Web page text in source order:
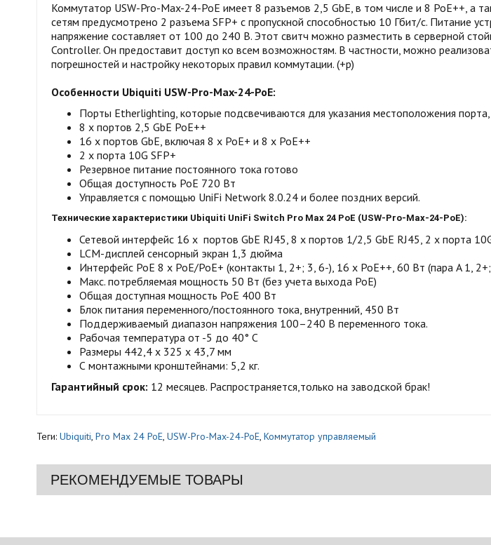
Коммутатор USW-Pro-Max-24-PoE имеет 8 разъемов 2,5 GbE, в том числе и 8 PoE++, а
сетям предусмотрено 2 разъема SFP+ с пропускной способностью 10 Гбит/с. Питание
напряжение составляет от 100 до 240 В. Этот свитч можно разместить в серверной
Controller. Он предоставит доступ ко всем возможностям. В частности, можно
погрешностей и настройку некоторых правил коммутации. (+р)
Особенности Ubiquiti USW-Pro-Max-24-PoE:
Порты Etherlighting, которые подсвечиваются для указания местоположения
8 x портов 2,5 GbE PoE++
16 x портов GbE, включая 8 x PoE+ и 8 x PoE++
2 x порта 10G SFP+
Резервное питание постоянного тока готово
Общая доступность PoE 720 Вт
Управляется с помощью UniFi Network 8.0.24 и более поздних версий.
Технические характеристики Ubiquiti UniFi Switch Pro Max 24 PoE (USW-Pro-Max-24-PoE):
Сетевой интерфейс 16 x портов GbE RJ45, 8 x портов 1/2,5 GbE RJ45, 2 x порта
LCM-дисплей сенсорный экран 1,3 дюйма
Интерфейс PoE 8 x PoE/PoE+ (контакты 1, 2+; 3, 6-), 16 x PoE++, 60 Вт (пара A 1,
Макс. потребляемая мощность 50 Вт (без учета выхода PoE)
Общая доступная мощность PoE 400 Вт
Блок питания переменного/постоянного тока, внутренний, 450 Вт
Поддерживаемый диапазон напряжения 100–240 В переменного тока.
Рабочая температура от -5 до 40° C
Размеры 442,4 х 325 х 43,7 мм
С монтажными кронштейнами: 5,2 кг.
Гарантийный срок: 12 месяцев. Распространяется,только на заводской брак!
Теги: Ubiquiti, Pro Max 24 PoE, USW-Pro-Max-24-PoE, Коммутатор управляемый
РЕКОМЕНДУЕМЫЕ ТОВАРЫ